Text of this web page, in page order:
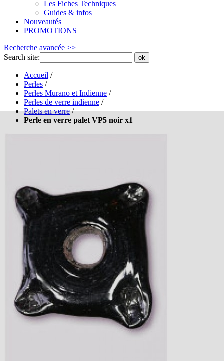
Les Fiches Techniques
Guides & infos
Nouveautés
PROMOTIONS
Recherche avancée >>
Search site:
ok
Accueil /
Perles /
Perles Murano et Indienne /
Perles de verre indienne /
Palets en verre /
Perle en verre palet VP5 noir x1